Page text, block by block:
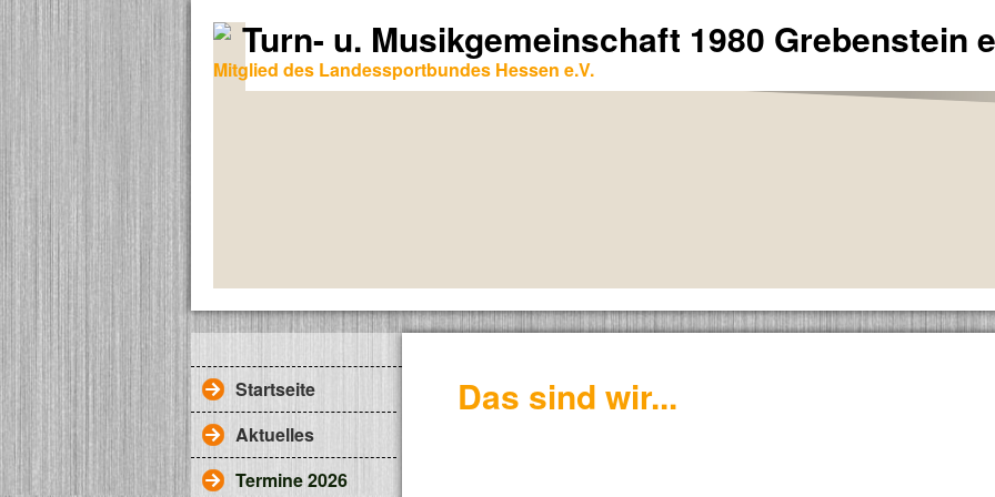
Turn- u. Musikgemeinschaft 1980 Grebenstein
Mitglied des Landessportbundes Hessen e.V.
Startseite
Aktuelles
Termine 2026
Das sind wir...